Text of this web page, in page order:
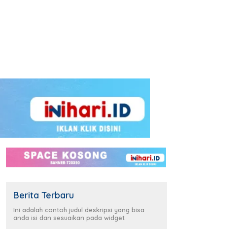
Berita Terbaru
Ini adalah contoh judul deskripsi yang bisa
anda isi dan sesuaikan pada widget